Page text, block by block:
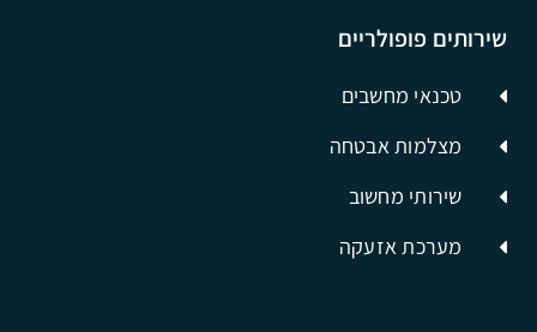
שירותים פופולריים
טכנאי מחשבים
מצלמות אבטחה
שירותי מחשוב
מערכת אזעקה